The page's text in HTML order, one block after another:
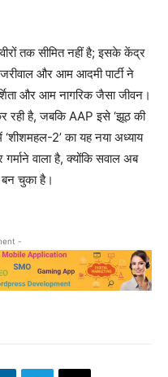
तक सीमित नहीं है; इसके केंद्र
और आम आदमी पार्टी ने
और आम नागरिक जैसा जीवन।
रही है, जबकि AAP इसे ‘झूठ की
2’ का यह नया अध्याय
वाला है, क्योंकि सवाल अब
चुका है।
-